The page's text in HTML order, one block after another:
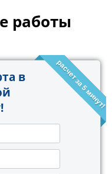
работы
расчет за 5 минут!
в